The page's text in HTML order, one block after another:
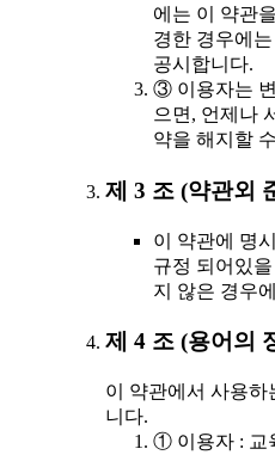
에는 이 약관
경한 경우에
공시합니다.
③ 이용자는
으면, 언제나
약을 해지할
제 3 조 (약관외
이 약관에 명
규정 되어있
지 않은 경우
제 4 조 (용어의
이 약관에서 사용하
니다.
① 이용자 : 교